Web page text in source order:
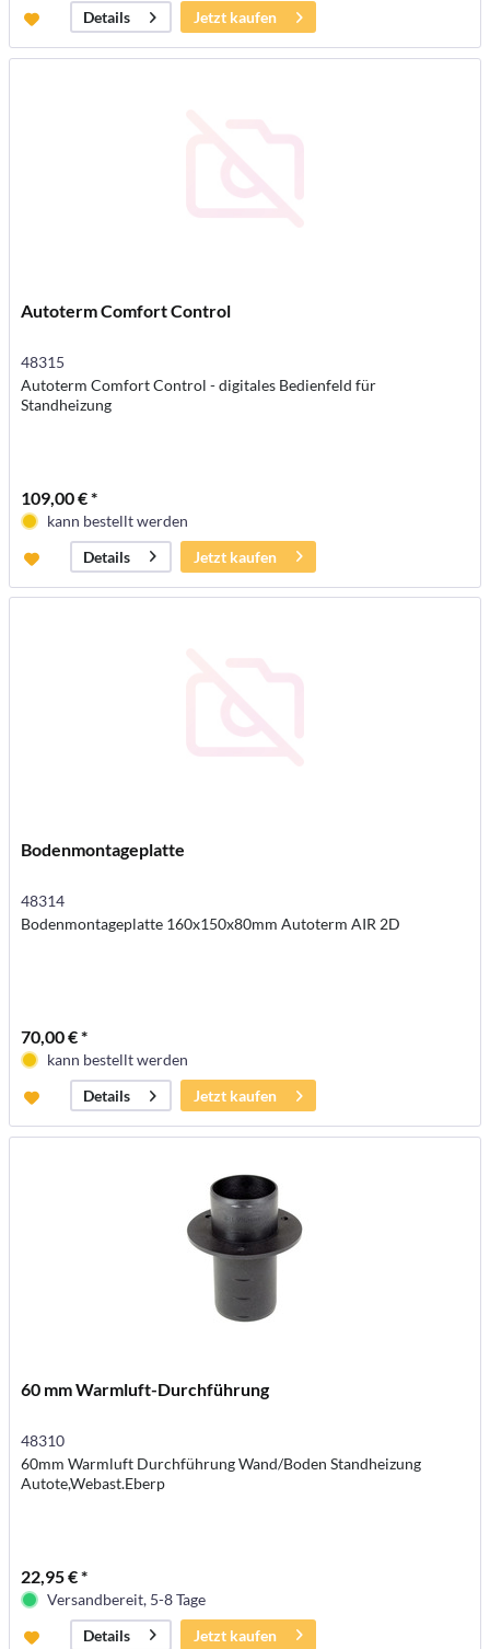
Details
Jetzt kaufen
Autoterm Comfort Control
48315
Autoterm Comfort Control - digitales Bedienfeld für
Standheizung
109,00 € *
kann bestellt werden
Details
Jetzt kaufen
Bodenmontageplatte
48314
Bodenmontageplatte 160x150x80mm Autoterm AIR 2D
70,00 € *
kann bestellt werden
Details
Jetzt kaufen
60 mm Warmluft-Durchführung
48310
60mm Warmluft Durchführung Wand/Boden Standheizung
Autote,Webast.Eberp
22,95 € *
Versandbereit, 5-8 Tage
Details
Jetzt kaufen